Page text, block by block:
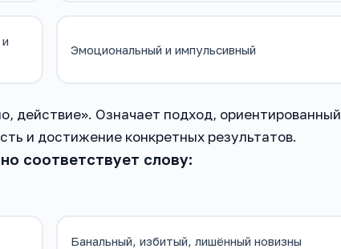
Эмоциональный и импульсивный
действие». Означает подход, ориентированный
и достижение конкретных результатов.
соответствует слову:
Банальный, избитый, лишённый новизны